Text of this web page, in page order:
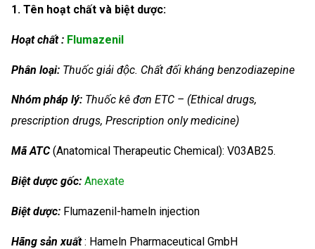
1. Tên hoạt chất và biệt dược:
Hoạt chất : Flumazenil
Phân loại: Thuốc giải độc. Chất đối kháng benzodiazepine
Nhóm pháp lý: Thuốc kê đơn ETC – (Ethical drugs,
prescription drugs, Prescription only medicine)
Mã ATC(Anatomical Therapeutic Chemical): V03AB25.
Biệt dược gốc: Anexate
Biệt dược: Flumazenil-hameln injection
Hãng sản xuất: Hameln Pharmaceutical GmbH